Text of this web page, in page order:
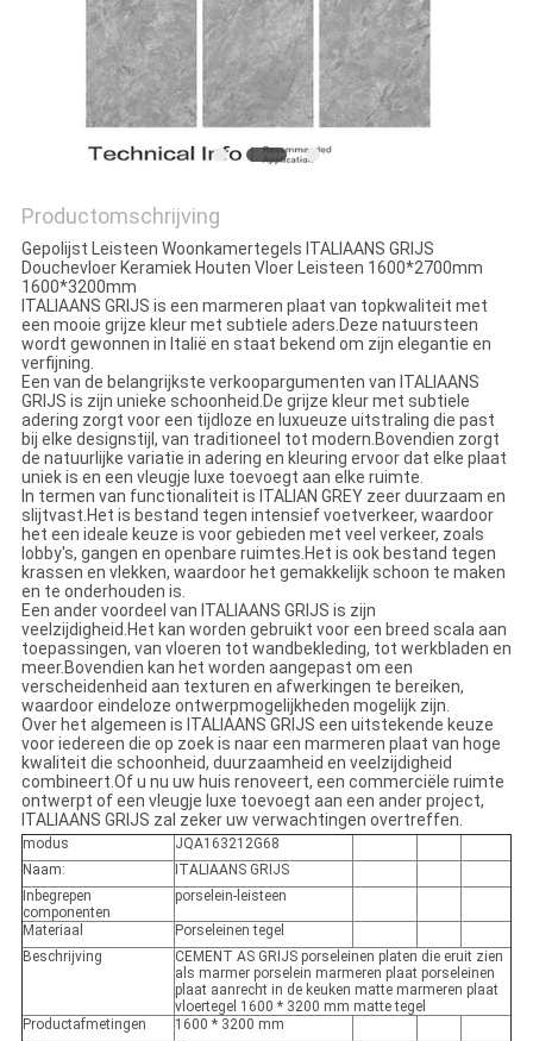
Productomschrijving
Gepolijst Leisteen Woonkamertegels ITALIAANS GRIJS
Douchevloer Keramiek Houten Vloer Leisteen 1600*2700mm
1600*3200mm
ITALIAANS GRIJS is een marmeren plaat van topkwaliteit met
een mooie grijze kleur met subtiele aders.Deze natuursteen
wordt gewonnen in Italië en staat bekend om zijn elegantie en
verfijning.
Een van de belangrijkste verkoopargumenten van ITALIAANS
GRIJS is zijn unieke schoonheid.De grijze kleur met subtiele
adering zorgt voor een tijdloze en luxueuze uitstraling die past
bij elke designstijl, van traditioneel tot modern.Bovendien zorgt
de natuurlijke variatie in adering en kleuring ervoor dat elke plaat
uniek is en een vleugje luxe toevoegt aan elke ruimte.
In termen van functionaliteit is ITALIAN GREY zeer duurzaam en
slijtvast.Het is bestand tegen intensief voetverkeer, waardoor
het een ideale keuze is voor gebieden met veel verkeer, zoals
lobby's, gangen en openbare ruimtes.Het is ook bestand tegen
krassen en vlekken, waardoor het gemakkelijk schoon te maken
en te onderhouden is.
Een ander voordeel van ITALIAANS GRIJS is zijn
veelzijdigheid.Het kan worden gebruikt voor een breed scala aan
toepassingen, van vloeren tot wandbekleding, tot werkbladen en
meer.Bovendien kan het worden aangepast om een ​​
verscheidenheid aan texturen en afwerkingen te bereiken,
waardoor eindeloze ontwerpmogelijkheden mogelijk zijn.
Over het algemeen is ITALIAANS GRIJS een uitstekende keuze
voor iedereen die op zoek is naar een marmeren plaat van hoge
kwaliteit die schoonheid, duurzaamheid en veelzijdigheid
combineert.Of u nu uw huis renoveert, een commerciële ruimte
ontwerpt of een vleugje luxe toevoegt aan een ander project,
ITALIAANS GRIJS zal zeker uw verwachtingen overtreffen.
modus
JQA163212G68
Naam:
ITALIAANS GRIJS
Inbegrepen
componenten
porselein-leisteen
Materiaal
Porseleinen tegel
Beschrijving
CEMENT AS GRIJS porseleinen platen die eruit zien
als marmer porselein marmeren plaat porseleinen
plaat aanrecht in de keuken matte marmeren plaat
vloertegel 1600 * 3200 mm matte tegel
Productafmetingen
1600 * 3200 mm